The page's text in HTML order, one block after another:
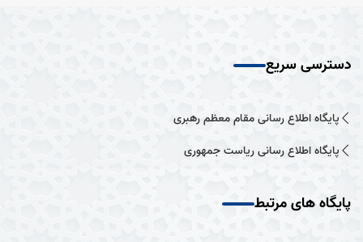
دسترسی سریع
پایگاه اطلاع رسانی مقام معظم رهبری
پایگاه اطلاع رسانی ریاست جمهوری
پایگاه های مرتبط